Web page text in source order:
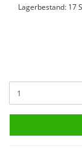
Lagerbestand: 17